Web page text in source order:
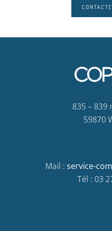
835 – 839
59870
Mail : service-
Tél : 03